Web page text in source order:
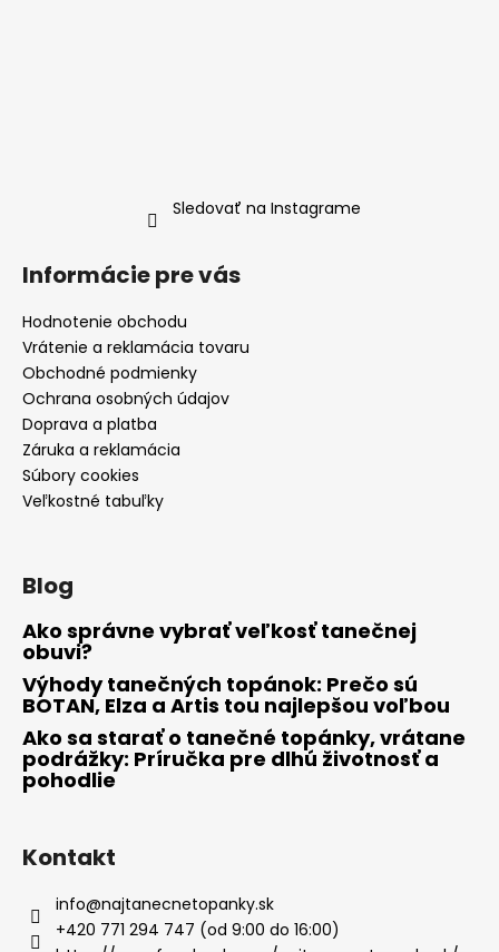
Sledovať na Instagrame
Informácie pre vás
Hodnotenie obchodu
Vrátenie a reklamácia tovaru
Obchodné podmienky
Ochrana osobných údajov
Doprava a platba
Záruka a reklamácia
Súbory cookies
Veľkostné tabuľky
Blog
Ako správne vybrať veľkosť tanečnej
obuvi?
Výhody tanečných topánok: Prečo sú
BOTAN, Elza a Artis tou najlepšou voľbou
Ako sa starať o tanečné topánky, vrátane
podrážky: Príručka pre dlhú životnosť a
pohodlie
Kontakt
info@najtanecnetopanky.sk
+420 771 294 747 (od 9:00 do 16:00)